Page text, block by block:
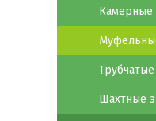
Камерные
Шахтные